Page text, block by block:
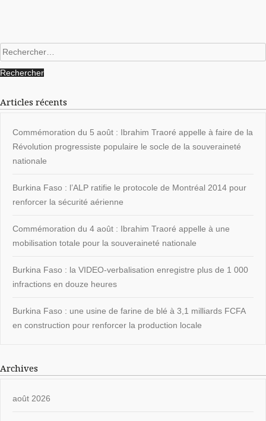
Rechercher :
Articles récents
Commémoration du 5 août : Ibrahim Traoré appelle à faire de la
Révolution progressiste populaire le socle de la souveraineté
nationale
Burkina Faso : l’ALP ratifie le protocole de Montréal 2014 pour
renforcer la sécurité aérienne
Commémoration du 4 août : Ibrahim Traoré appelle à une
mobilisation totale pour la souveraineté nationale
Burkina Faso : la VIDEO-verbalisation enregistre plus de 1 000
infractions en douze heures
Burkina Faso : une usine de farine de blé à 3,1 milliards FCFA
en construction pour renforcer la production locale
Archives
août 2026